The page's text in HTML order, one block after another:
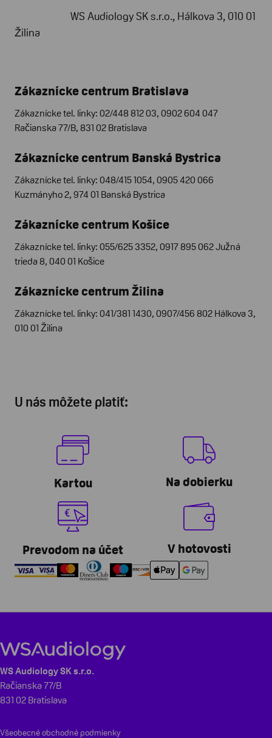
WS Audiology SK s.r.o., Hálkova 3, 010 01
Žilina
Zákaznícke centrum Bratislava
Zákaznícke tel. linky: 02/448 812 03, 0902 604 047
Račianska 77/B, 831 02 Bratislava
Zákaznícke centrum Banská Bystrica
Zákaznícke tel. linky: 048/415 1054, 0905 420 066
Kuzmányho 2, 974 01 Banská Bystrica
Zákaznícke centrum Košice
Zákaznícke tel. linky: 055/625 3352, 0917 895 062 Južná
trieda 8, 040 01 Košice
Zákaznícke centrum Žilina
Zákaznícke tel. linky: 041/381 1430, 0907/456 802 Hálkova 3,
010 01 Žilina
U nás môžete platiť:
Kartou Na dobierku
Prevodom na účet V hotovosti
WS Audiology SK s.r.o.
Račianska 77/B
831 02 Bratislava
Všeobecné obchodné podmienky